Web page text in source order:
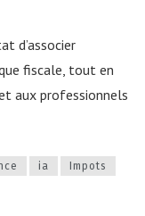
d’associer
fiscale, tout en
aux professionnels
ia
Impots